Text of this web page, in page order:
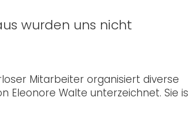
wurden uns nicht
Mitarbeiter organisiert diverse
Eleonore Walte unterzeichnet. Sie